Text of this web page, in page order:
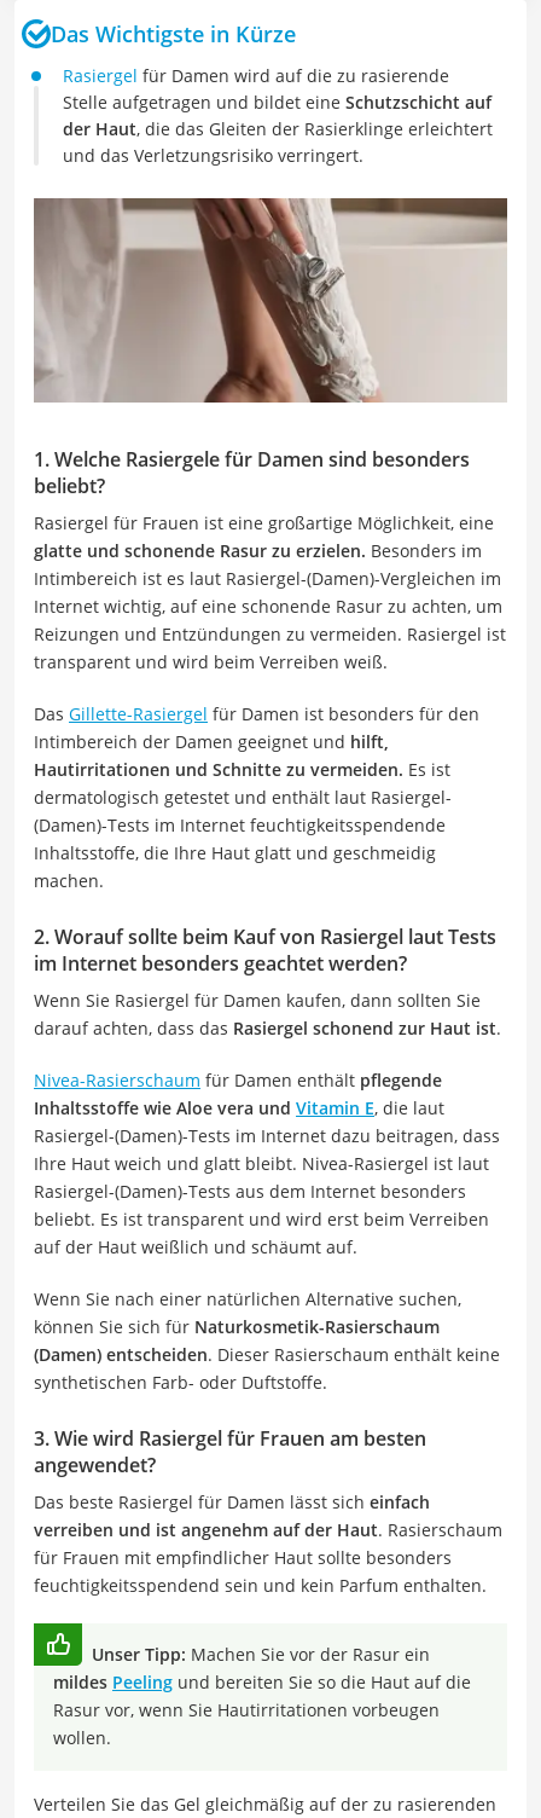
Das Wichtigste in Kürze
Rasiergel für Damen wird auf die zu rasierende
Stelle aufgetragen und bildet eine Schutzschicht auf
der Haut, die das Gleiten der Rasierklinge erleichtert
und das Verletzungsrisiko verringert.
1. Welche Rasiergele für Damen sind besonders
beliebt?
Rasiergel für Frauen ist eine großartige Möglichkeit, eine
glatte und schonende Rasur zu erzielen. Besonders im
Intimbereich ist es laut Rasiergel-(Damen)-Vergleichen im
Internet wichtig, auf eine schonende Rasur zu achten, um
Reizungen und Entzündungen zu vermeiden. Rasiergel ist
transparent und wird beim Verreiben weiß.
Das Gillette-Rasiergel für Damen ist besonders für den
Intimbereich der Damen geeignet und hilft,
Hautirritationen und Schnitte zu vermeiden. Es ist
dermatologisch getestet und enthält laut Rasiergel-
(Damen)-Tests im Internet feuchtigkeitsspendende
Inhaltsstoffe, die Ihre Haut glatt und geschmeidig
machen.
2. Worauf sollte beim Kauf von Rasiergel laut Tests
im Internet besonders geachtet werden?
Wenn Sie Rasiergel für Damen kaufen, dann sollten Sie
darauf achten, dass das Rasiergel schonend zur Haut ist.
Nivea-Rasierschaum für Damen enthält pflegende
Inhaltsstoffe wie Aloe vera und Vitamin E, die laut
Rasiergel-(Damen)-Tests im Internet dazu beitragen, dass
Ihre Haut weich und glatt bleibt. Nivea-Rasiergel ist laut
Rasiergel-(Damen)-Tests aus dem Internet besonders
beliebt. Es ist transparent und wird erst beim Verreiben
auf der Haut weißlich und schäumt auf.
Wenn Sie nach einer natürlichen Alternative suchen,
können Sie sich für Naturkosmetik-Rasierschaum
(Damen) entscheiden. Dieser Rasierschaum enthält keine
synthetischen Farb- oder Duftstoffe.
3. Wie wird Rasiergel für Frauen am besten
angewendet?
Das beste Rasiergel für Damen lässt sich einfach
verreiben und ist angenehm auf der Haut. Rasierschaum
für Frauen mit empfindlicher Haut sollte besonders
feuchtigkeitsspendend sein und kein Parfum enthalten.
Unser Tipp: Machen Sie vor der Rasur ein
mildes Peeling und bereiten Sie so die Haut auf die
Rasur vor, wenn Sie Hautirritationen vorbeugen
wollen.
Verteilen Sie das Gel gleichmäßig auf der zu rasierenden